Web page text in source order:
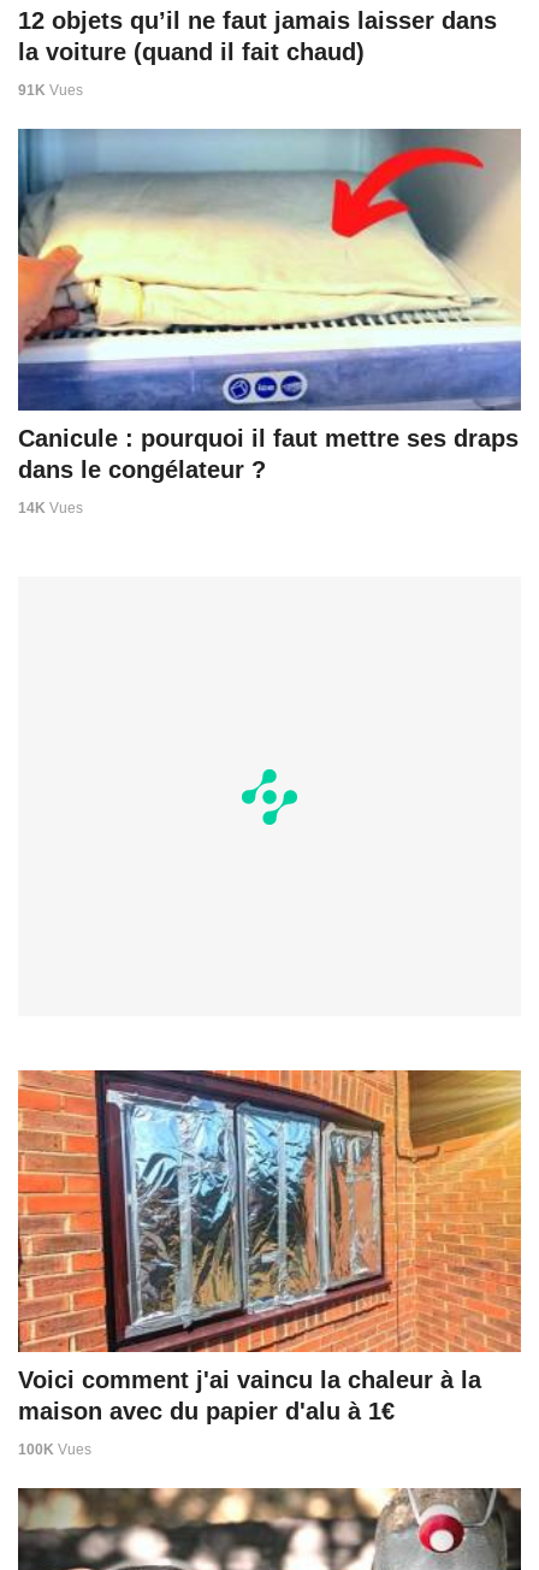
12 objets qu’il ne faut jamais laisser dans
la voiture (quand il fait chaud)
91K Vues
Canicule : pourquoi il faut mettre ses draps
dans le congélateur ?
14K Vues
Voici comment j'ai vaincu la chaleur à la
maison avec du papier d'alu à 1€
100K Vues